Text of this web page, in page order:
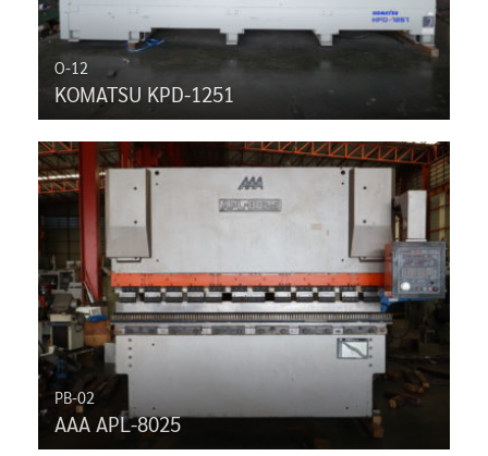
O-12
KOMATSU KPD-1251
PB-02
AAA APL-8025